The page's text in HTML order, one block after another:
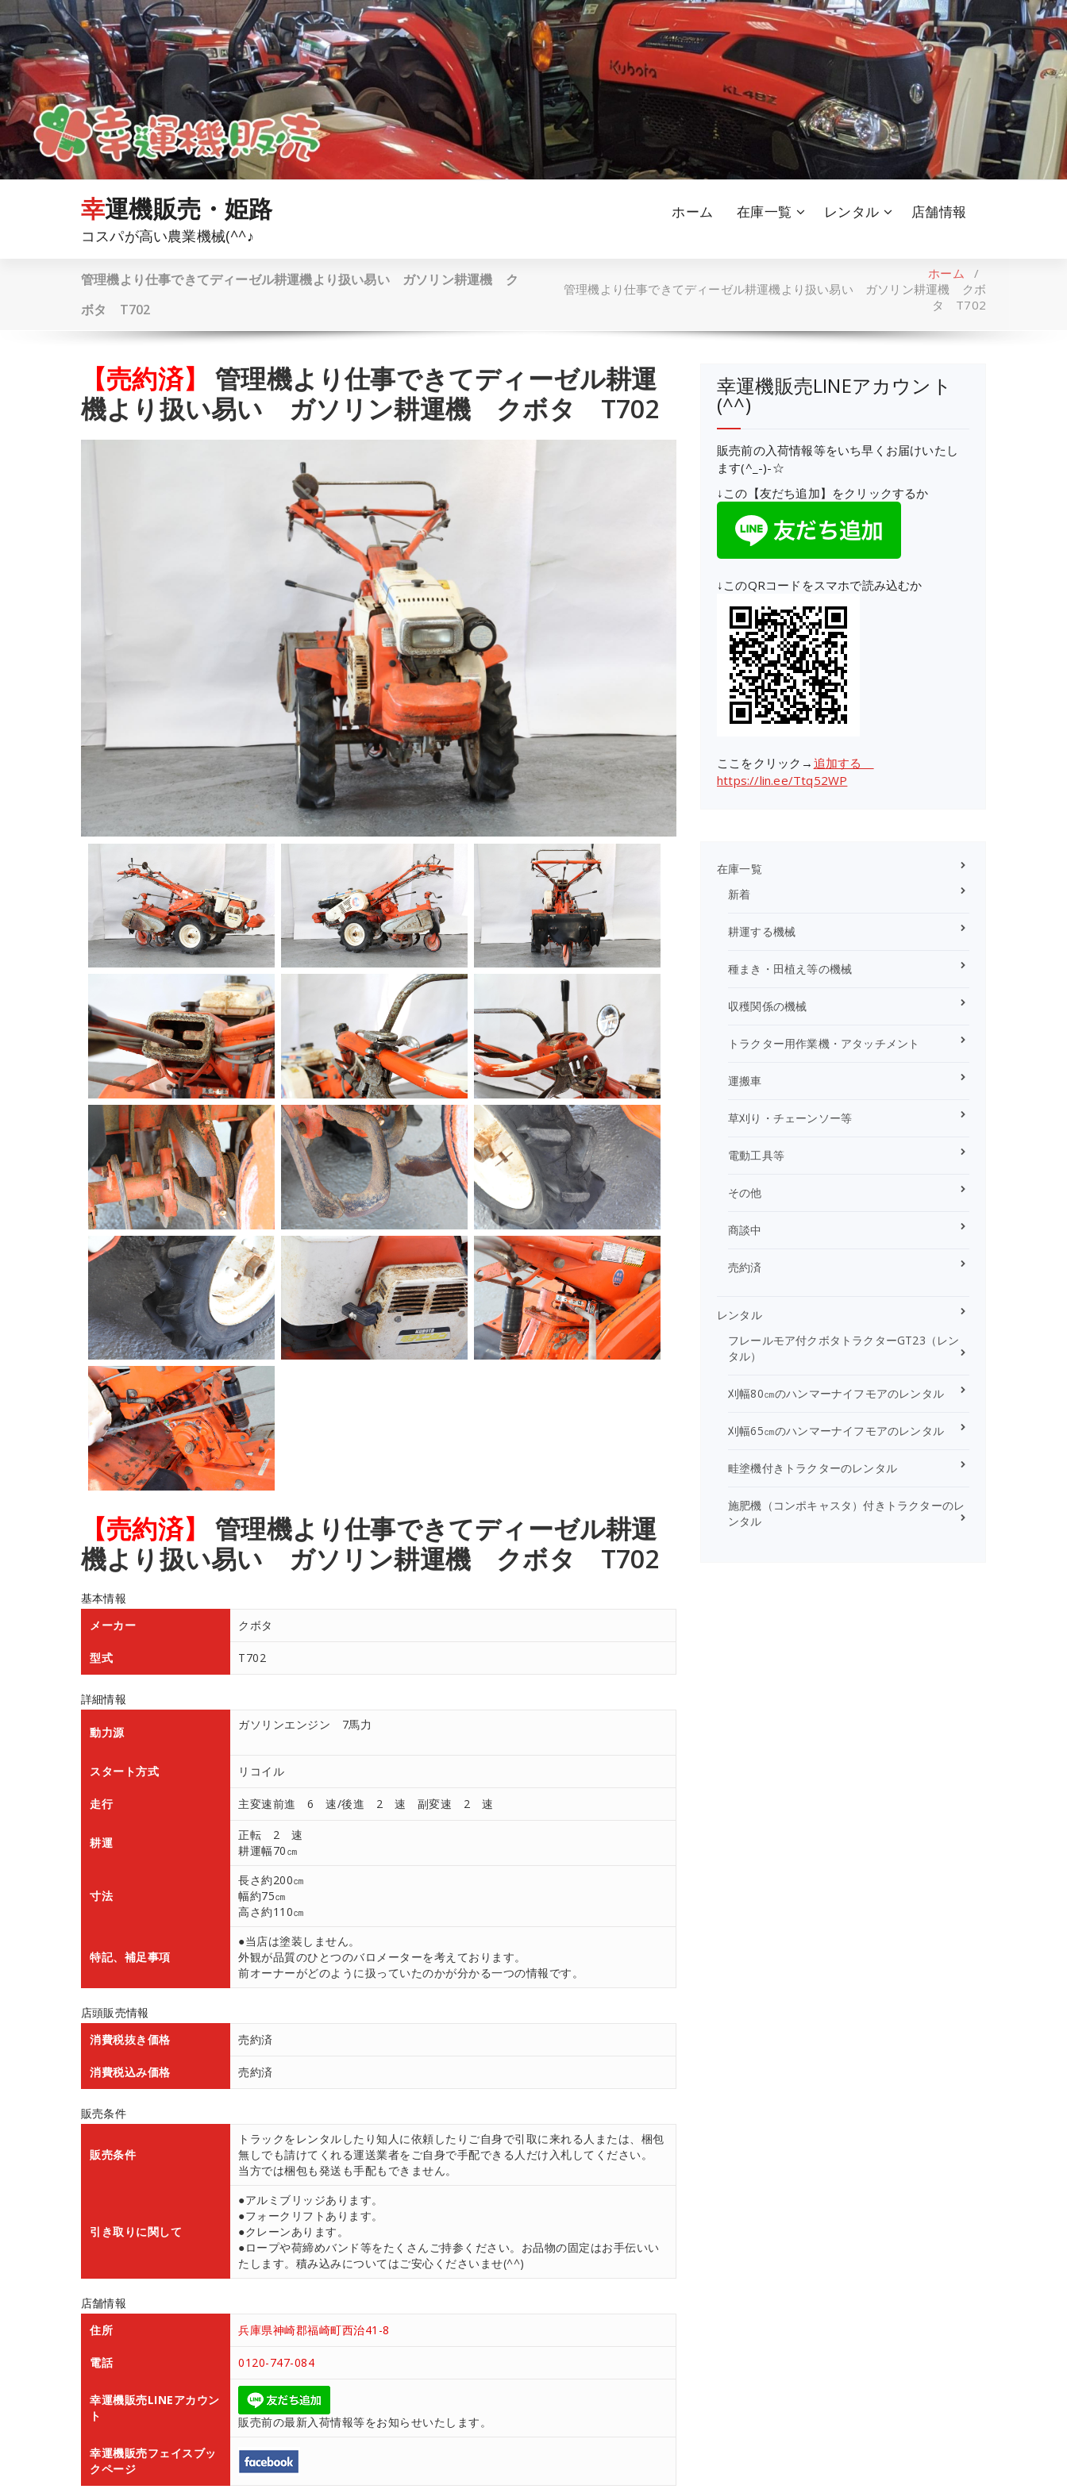
ン
テ
ン
ツ
へ
ス
キ
プ
幸運機販売・姫路
コスパが高い農業機械(^^♪
ホーム 在庫一覧 レンタル 店舗情報
管理機より仕事できてディーゼル耕運機より扱い易い ガソリン耕運機 ク
ボタ T702
ホーム /
管理機より仕事できてディーゼル耕運機より扱い易い ガソリン耕運機 クボ
タ T702
【売約済】
管理機より仕事できてディーゼル耕運
機より扱い易い ガソリン耕運機 クボタ T702
【売約済】
管理機より仕事できてディーゼル耕運
機より扱い易い ガソリン耕運機 クボタ T702
基本情報
メーカー
クボタ
型式 T702
詳細情報
動力源
ガソリンエンジン 7馬力
スタート方式 リコイル
走行 主変速前進 6 速/後進 2 速 副変速 2 速
耕運
正転 2 速
耕運幅70㎝
寸法
長さ約200㎝
幅約75㎝
高さ約110㎝
特記、補足事項
●当店は塗装しません。
外観が品質のひとつのバロメーターを考えております。
前オーナーがどのように扱っていたのかが分かる一つの情報です。
店頭販売情報
消費税抜き価格
売約済
消費税込み価格 売約済
販売条件
販売条件
トラックをレンタルしたり知人に依頼したりご自身で引取に来れる人または、梱包
無しでも請けてくれる運送業者をご自身で手配できる人だけ入札してください。
当方では梱包も発送も手配もできません。
引き取りに関して
●アルミブリッジあります。
●フォークリフトあります。
●クレーンあります。
●ロープや荷締めバンド等をたくさんご持参ください。お品物の固定はお手伝いい
たします。積み込みについてはご安心くださいませ(^^)
店舗情報
住所
兵庫県神崎郡福崎町西治41-8
電話 0120-747-084
幸運機販売LINEアカウン
ト
販売前の最新入荷情報等をお知らせいたします。
幸運機販売フェイスブッ
クページ
幸運機販売LINEアカウント
(^^)
販売前の入荷情報等をいち早くお届けいたし
ます(^_-)-☆
↓この【友だち追加】をクリックするか
↓このQRコードをスマホで読み込むか
ここをクリック→ 追加する
https://lin.ee/Ttq52WP
在庫一覧
新着
耕運する機械
種まき・田植え等の機械
収穫関係の機械
トラクター用作業機・アタッチメント
運搬車
草刈り・チェーンソー等
電動工具等
その他
商談中
売約済
レンタル
フレールモア付クボタトラクターGT23（レン
タル）
刈幅80㎝のハンマーナイフモアのレンタル
刈幅65㎝のハンマーナイフモアのレンタル
畦塗機付きトラクターのレンタル
施肥機（コンポキャスタ）付きトラクターのレ
ンタル